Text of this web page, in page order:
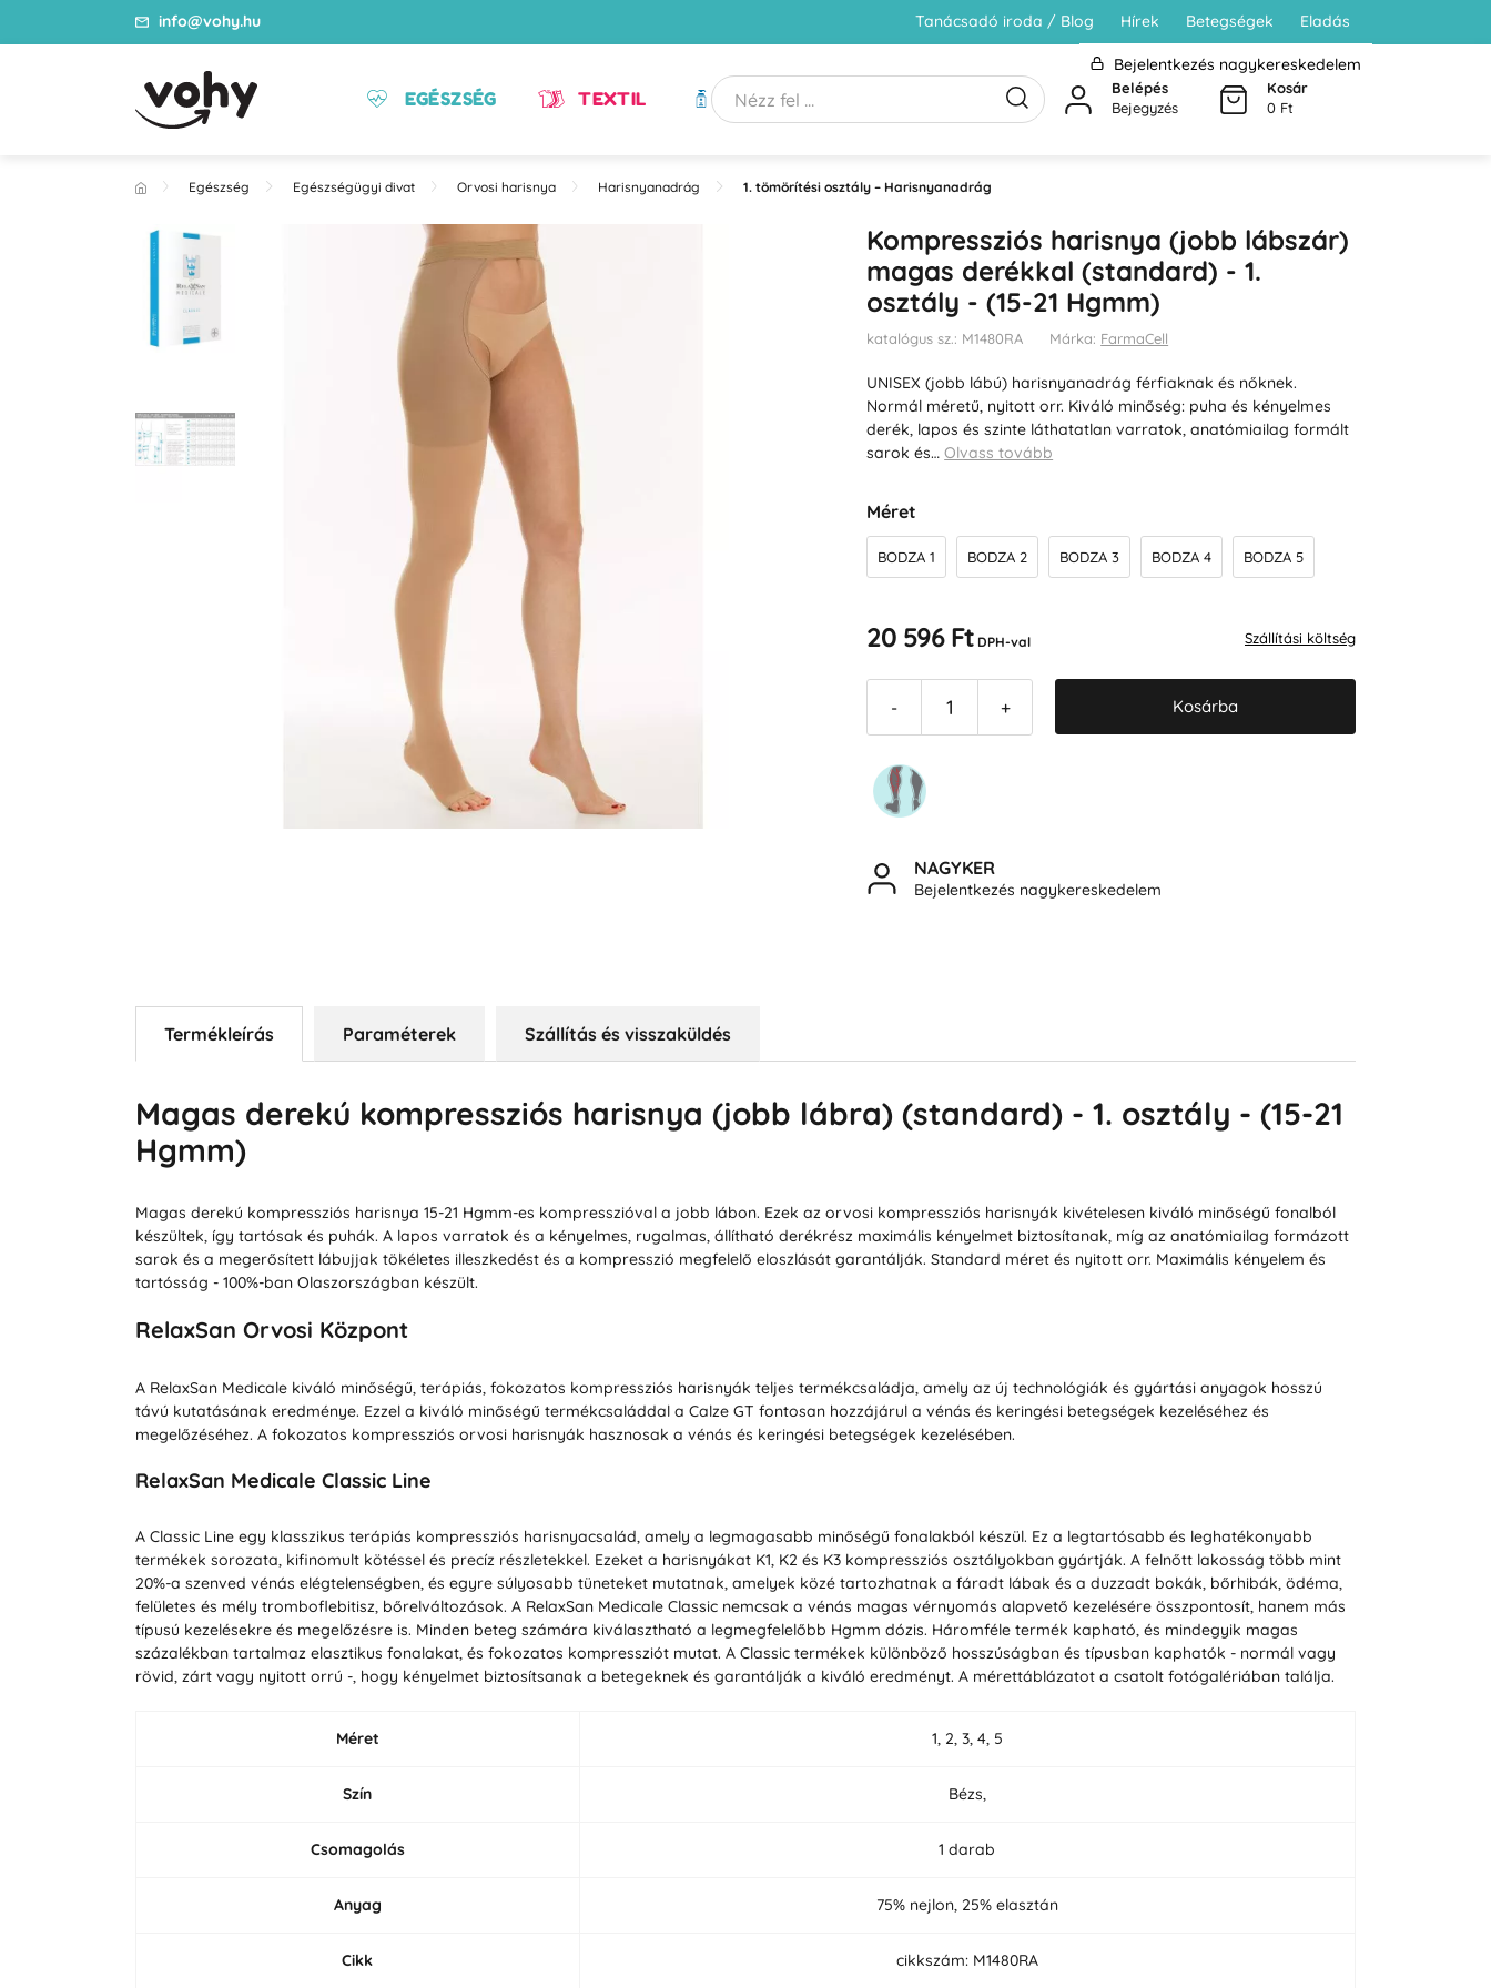
info@vohy.hu Tanácsadó iroda / Blog Hírek Betegségek Eladás
Bejelentkezés nagykereskedelem
EGÉSZSÉG TEXTIL HIGIÉNIA
Belépés
Bejegyzés
Kosár
0 Ft
Egészség Egészségügyi divat Orvosi harisnya Harisnyanadrág 1. tömörítési osztály – Harisnyanadrág
Kompressziós harisnya (jobb lábszár)
magas derékkal (standard) - 1.
osztály - (15-21 Hgmm)
katalógus sz.: M1480RA Márka: FarmaCell
UNISEX (jobb lábú) harisnyanadrág férfiaknak és nőknek.
Normál méretű, nyitott orr. Kiváló minőség: puha és kényelmes
derék, lapos és szinte láthatatlan varratok, anatómiailag formált
sarok és…Olvass tovább
Méret
BODZA 1 BODZA 2 BODZA 3 BODZA 4 BODZA 5
20 596 Ft DPH-val Szállítási költség
- + Kosárba
NAGYKER
Bejelentkezés nagykereskedelem
Termékleírás Paraméterek Szállítás és visszaküldés
Magas derekú kompressziós harisnya (jobb lábra) (standard) - 1. osztály - (15-21
Hgmm)
Magas derekú kompressziós harisnya 15-21 Hgmm-es kompresszióval a jobb lábon. Ezek az orvosi kompressziós harisnyák kivételesen kiváló minőségű fonalból
készültek, így tartósak és puhák. A lapos varratok és a kényelmes, rugalmas, állítható derékrész maximális kényelmet biztosítanak, míg az anatómiailag formázott
sarok és a megerősített lábujjak tökéletes illeszkedést és a kompresszió megfelelő eloszlását garantálják. Standard méret és nyitott orr. Maximális kényelem és
tartósság - 100%-ban Olaszországban készült.
RelaxSan Orvosi Központ
A RelaxSan Medicale kiváló minőségű, terápiás, fokozatos kompressziós harisnyák teljes termékcsaládja, amely az új technológiák és gyártási anyagok hosszú
távú kutatásának eredménye. Ezzel a kiváló minőségű termékcsaláddal a Calze GT fontosan hozzájárul a vénás és keringési betegségek kezeléséhez és
megelőzéséhez. A fokozatos kompressziós orvosi harisnyák hasznosak a vénás és keringési betegségek kezelésében.
RelaxSan Medicale Classic Line
A Classic Line egy klasszikus terápiás kompressziós harisnyacsalád, amely a legmagasabb minőségű fonalakból készül. Ez a legtartósabb és leghatékonyabb
termékek sorozata, kifinomult kötéssel és precíz részletekkel. Ezeket a harisnyákat K1, K2 és K3 kompressziós osztályokban gyártják. A felnőtt lakosság több mint
20%-a szenved vénás elégtelenségben, és egyre súlyosabb tüneteket mutatnak, amelyek közé tartozhatnak a fáradt lábak és a duzzadt bokák, bőrhibák, ödéma,
felületes és mély tromboflebitisz, bőrelváltozások. A RelaxSan Medicale Classic nemcsak a vénás magas vérnyomás alapvető kezelésére összpontosít, hanem más
típusú kezelésekre és megelőzésre is. Minden beteg számára kiválasztható a legmegfelelőbb Hgmm dózis. Háromféle termék kapható, és mindegyik magas
százalékban tartalmaz elasztikus fonalakat, és fokozatos kompressziót mutat. A Classic termékek különböző hosszúságban és típusban kaphatók - normál vagy
rövid, zárt vagy nyitott orrú -, hogy kényelmet biztosítsanak a betegeknek és garantálják a kiváló eredményt. A mérettáblázatot a csatolt fotógalériában találja.
Méret 1, 2, 3, 4, 5
Szín Bézs,
Csomagolás 1 darab
Anyag 75% nejlon, 25% elasztán
Cikk cikkszám: M1480RA